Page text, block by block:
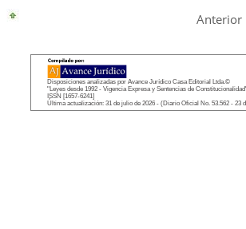
Anterior
Disposiciones analizadas por Avance Jurídico Casa Editorial Ltda.©
"Leyes desde 1992 - Vigencia Expresa y Sentencias de
ISSN [1657-6241]
Última actualización: 31 de julio de 2026 - (Diario Oficial No. 53.562 - 23